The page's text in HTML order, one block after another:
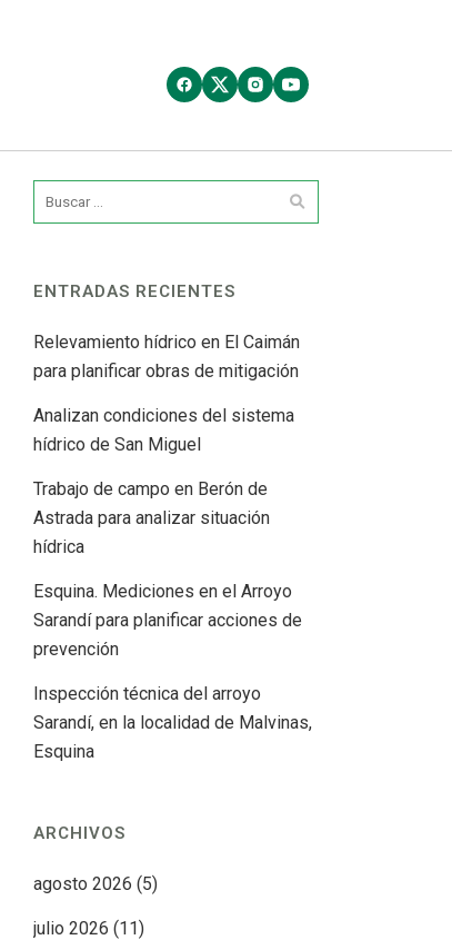
ENTRADAS RECIENTES
Relevamiento hídrico en El Caimán
para planificar obras de mitigación
Analizan condiciones del sistema
hídrico de San Miguel
Trabajo de campo en Berón de
Astrada para analizar situación
hídrica
Esquina. Mediciones en el Arroyo
Sarandí para planificar acciones de
prevención
Inspección técnica del arroyo
Sarandí, en la localidad de Malvinas,
Esquina
ARCHIVOS
agosto 2026 (5)
julio 2026 (11)